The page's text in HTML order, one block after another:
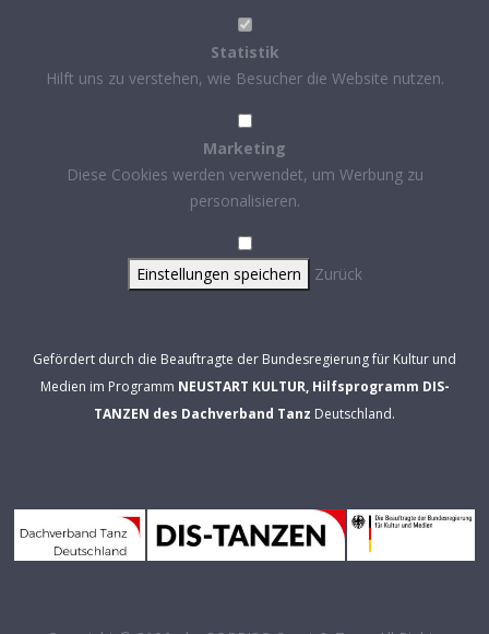
Statistik
Hilft uns zu verstehen, wie Besucher die Website nutzen.
Marketing
Diese Cookies werden verwendet, um Werbung zu
personalisieren.
Einstellungen speichern Zurück
Gefördert durch die Beauftragte der Bundesregierung für Kultur und
Medien im Programm NEUSTART KULTUR, Hilfsprogramm DIS-
TANZEN des Dachverband Tanz Deutschland.